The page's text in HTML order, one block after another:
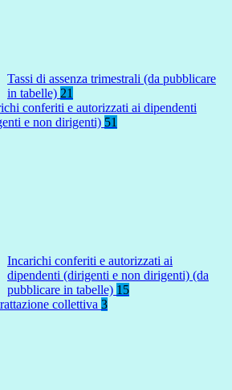
Tassi di assenza trimestrali (da pubblicare
in tabelle) 21
conferiti e autorizzati ai dipendenti
e non dirigenti) 51
Incarichi conferiti e autorizzati ai
dipendenti (dirigenti e non dirigenti) (da
pubblicare in tabelle) 15
collettiva 3